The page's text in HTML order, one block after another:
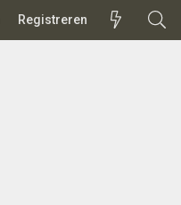
Registreren